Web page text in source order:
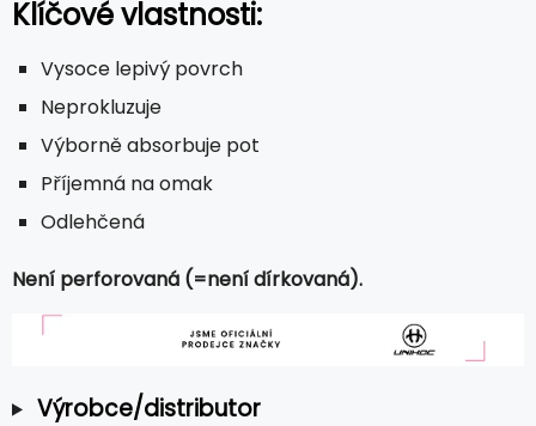
Klíčové vlastnosti:
Vysoce lepivý povrch
Neprokluzuje
Výborně absorbuje pot
Příjemná na omak
Odlehčená
Není perforovaná (=není dírkovaná).
Výrobce/distributor